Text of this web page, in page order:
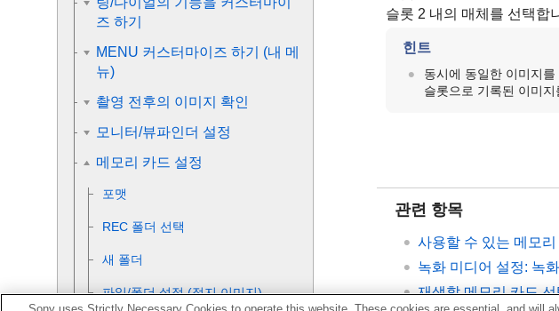
슬롯 2 내의 매체를 선택합
힌트
동시에 동일한 이미지
슬롯으로 기록된 이미지
관련 항목
사용할 수 있는 메모리
녹화 미디어 설정: 녹
재생할 메모리 카드
즈 하기
MENU 커스터마이즈 하기 (내 메
뉴)
촬영 전후의 이미지 확인
모니터/뷰파인더 설정
메모리 카드 설정
포맷
REC 폴더 선택
새 폴더
파일/폴더 설정 (정지 이미지)